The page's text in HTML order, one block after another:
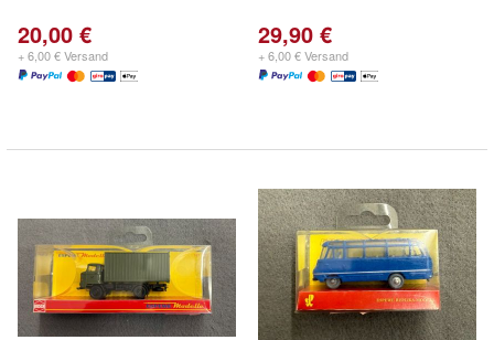
20,00 €
+ 6,00 € Versand
29,90 €
+ 6,00 € Versand